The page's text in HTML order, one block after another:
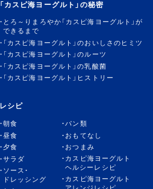
「カスピ海ヨーグルト」の秘密
とろ～りまろやか「カスピ海ヨーグルト」が
できるまで
「カスピ海ヨーグルト」のおいしさのヒミツ
「カスピ海ヨーグルト」のルーツ
「カスピ海ヨーグルト」の乳酸菌
「カスピ海ヨーグルト」ヒストリー
レシピ
朝食
昼食
夕食
サラダ
ソース・
ドレッシング
パン類
おもてなし
おつまみ
カスピ海ヨーグルト
ヘルシーレシピ
カスピ海ヨーグルト
アレンジレシピ